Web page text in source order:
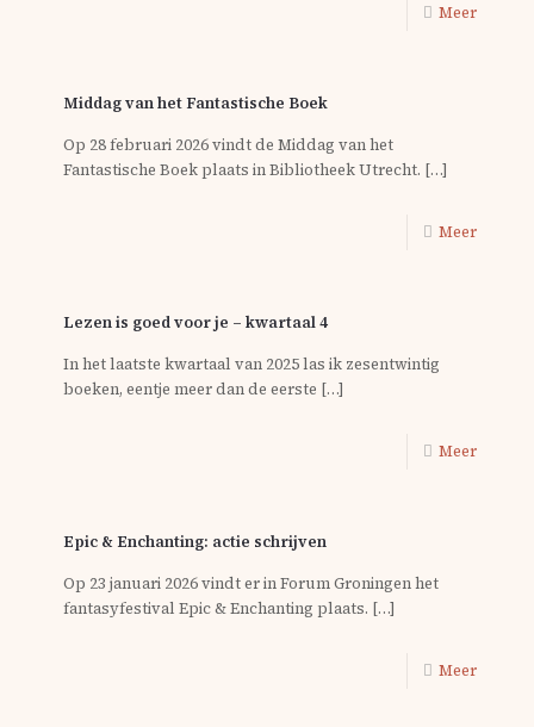
Meer
Middag van het Fantastische Boek
Op 28 februari 2026 vindt de Middag van het
Fantastische Boek plaats in Bibliotheek Utrecht. […]
Meer
Lezen is goed voor je – kwartaal 4
In het laatste kwartaal van 2025 las ik zesentwintig
boeken, eentje meer dan de eerste […]
Meer
Epic & Enchanting: actie schrijven
Op 23 januari 2026 vindt er in Forum Groningen het
fantasyfestival Epic & Enchanting plaats. […]
Meer